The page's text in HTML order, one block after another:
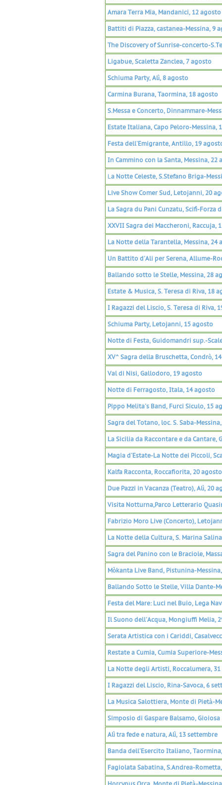
Amara Terra Mia, Mandanici, 12 agosto
Battiti di Piazza, castanea-Messina, 9
The Discovery of Sunrise-concerto-
Ligabue, Scaletta Zanclea, 7 agosto
Schiuma Party, Alì, 8 agosto
Carmina Burana, Taormina, 18 agosto
S.Messa e Concerto, Dinnammare-
Estate Italiana, Capo Peloro-Messina,
Festa dell'Emigrante, Antillo, 19
In Cammino con la Santa, Messina, 22
La Notte Celeste, S.Stefano Briga-
Live Show Comer Sud, Letojanni, 20
La Sagra du Pani Cunzatu, Scifì-Forza
XXVII Sagra dei Maccheroni, Raccuja,
La Notte della Tarantella, Messina, 24
Un Battito d'Ali per Serena, Allume-
Ballando sotto le Stelle, Messina, 28
Estate & Musica, S. Teresa di Riva, 18
I Ragazzi del Liscio, S. Teresa di Riva,
Schiuma Party, Letojanni, 15 agosto
Notte di Festa, Guidomandri sup.-
XV^ Sagra della Bruschetta, Condrò,
Val di Nisi, Gallodoro, 19 agosto
Notte di Ferragosto, Itala, 14 agosto
Pippo Melita's Band, Furci Siculo, 15
Sagra del Totano, loc. S. Saba-
La Sicilia da Raccontare e da Cantare,
Magia d'Estate-La Notte dei Piccoli,
Kalfa Racconta, Roccafiorita, 20 agosto
Due Pazzi in Vacanza (Teatro), Alì, 20
Visita Notturna,Parco Letterario
Fabrizio Moro Live (Concerto),
La Notte della Cultura, S. Marina
Sagra del Panino con le Braciole,
Mòkanta Live Band, Pistunina-
Ballando Sotto le Stelle, Villa Dante-
Festa del Mare: Luci nel Buio, Lega
Il Suono dell'Acqua, Mongiuffi Melia,
Serata Artistica con i Cariddi,
Restate a Cumia, Cumia Superiore-
La Notte degli Artisti, Roccalumera,
I Ragazzi del Liscio, Rina-Savoca, 6
La Musica Salottiera, Monte di Pietà-
Simposio di Gaspare Balsamo, Gioiosa
Alì tra fede e natura, Alì, 13 settembre
Banda dell'Esercito Italiano,
Fagiolata Sabatina, S.Andrea-